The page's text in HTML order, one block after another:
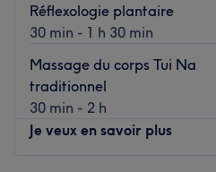
Réflexologie plantaire
30 min - 1 h 30 min
Massage du corps Tui Na
traditionnel
30 min - 2 h
Je veux en savoir plus